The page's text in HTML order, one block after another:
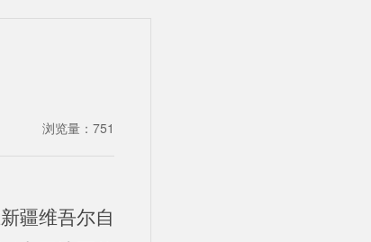
浏览量： 751
疆维吾尔自